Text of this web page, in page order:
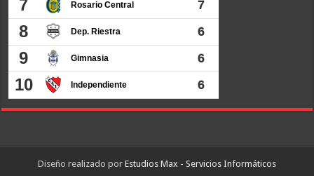
Diseño realizado por Estudios Max - Servicios Informáticos